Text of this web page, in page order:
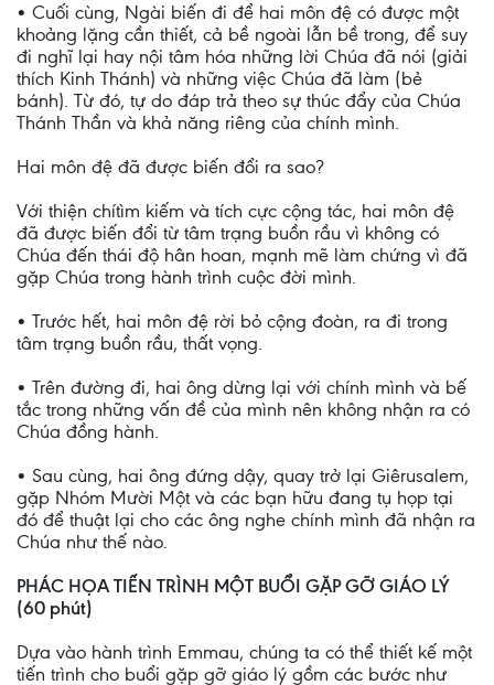
• Cuối cùng, Ngài biến đi để hai môn đệ có được một
khoảng lặng cần thiết, cả bề ngoài lẫn bề trong, để suy
đi nghĩ lại hay nội tâm hóa những lời Chúa đã nói (giải
thích Kinh Thánh) và những việc Chúa đã làm (bẻ
bánh). Từ đó, tự do đáp trả theo sự thúc đẩy của Chúa
Thánh Thần và khả năng riêng của chính mình.
Hai môn đệ đã được biến đổi ra sao?
Với thiện chítìm kiếm và tích cực cộng tác, hai môn đệ
đã được biến đổi từ tâm trạng buồn rầu vì không có
Chúa đến thái độ hân hoan, mạnh mẽ làm chứng vì đã
gặp Chúa trong hành trình cuộc đời mình.
• Trước hết, hai môn đệ rời bỏ cộng đoàn, ra đi trong
tâm trạng buồn rầu, thất vọng.
• Trên đường đi, hai ông dừng lại với chính mình và bế
tắc trong những vấn đề của mình nên không nhận ra có
Chúa đồng hành.
• Sau cùng, hai ông đứng dậy, quay trở lại Giêrusalem,
gặp Nhóm Mười Một và các bạn hữu đang tụ họp tại
đó để thuật lại cho các ông nghe chính mình đã nhận ra
Chúa như thế nào.
PHÁC HỌA TIẾN TRÌNH MỘT BUỔI GẶP GỠ GIÁO LÝ
(60 phút)
Dựa vào hành trình Emmau, chúng ta có thể thiết kế một
tiến trình cho buổi gặp gỡ giáo lý gồm các bước như